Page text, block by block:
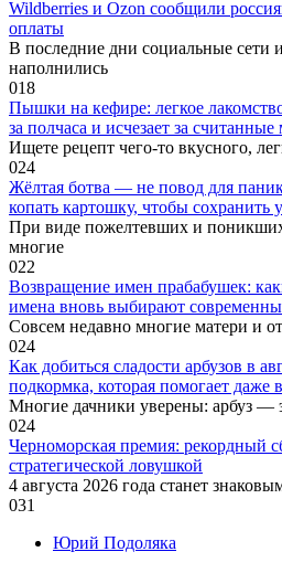
Wildberries и Ozon сообщили
оплаты
В последние дни социальные сети
наполнились
018
Пышки на кефире: легкое
за полчаса и исчезает за
Ищете рецепт чего-то вкусного,
024
Жёлтая ботва — не повод для
копать картошку, чтобы сохранить
При виде пожелтевших и поникших
многие
022
Возвращение имен прабабушек:
имена вновь выбирают
Совсем недавно многие матери и
024
Как добиться сладости арбузов в
подкормка, которая помогает даже
Многие дачники уверены: арбуз —
024
Черноморская премия: рекордный
стратегической ловушкой
4 августа 2026 года станет
031
Юрий Подоляка